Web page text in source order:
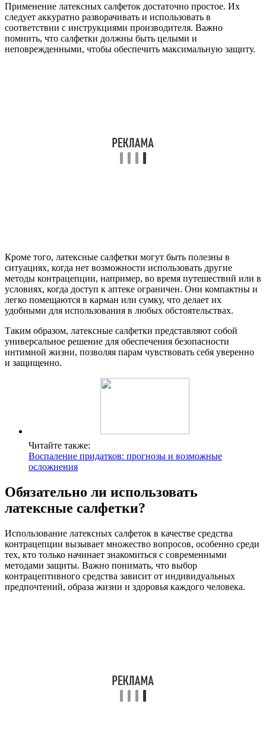
Применение латексных салфеток достаточно простое. Их
следует аккуратно разворачивать и использовать в
соответствии с инструкциями производителя. Важно
помнить, что салфетки должны быть целыми и
неповрежденными, чтобы обеспечить максимальную защиту.
Кроме того, латексные салфетки могут быть полезны в
ситуациях, когда нет возможности использовать другие
методы контрацепции, например, во время путешествий или в
условиях, когда доступ к аптеке ограничен. Они компактны и
легко помещаются в карман или сумку, что делает их
удобными для использования в любых обстоятельствах.
Таким образом, латексные салфетки представляют собой
универсальное решение для обеспечения безопасности
интимной жизни, позволяя парам чувствовать себя уверенно
и защищенно.
Читайте также:
Воспаление придатков: прогнозы и возможные
осложнения
Обязательно ли использовать
латексные салфетки?
Использование латексных салфеток в качестве средства
контрацепции вызывает множество вопросов, особенно среди
тех, кто только начинает знакомиться с современными
методами защиты. Важно понимать, что выбор
контрацептивного средства зависит от индивидуальных
предпочтений, образа жизни и здоровья каждого человека.